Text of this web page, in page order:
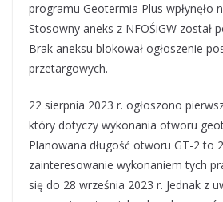
programu Geotermia Plus wpłynęło
Stosowny aneks z NFOŚiGW został
Brak aneksu blokował ogłoszenie
przetargowych.
22 sierpnia 2023 r. ogłoszono
który dotyczy wykonania otworu
Planowana długość otworu GT-2 to
zainteresowanie wykonaniem tych
się do 28 września 2023 r. Jednak z